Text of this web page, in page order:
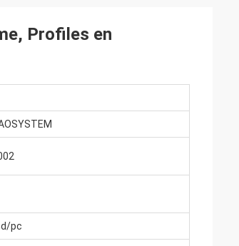
Profiles en
pc